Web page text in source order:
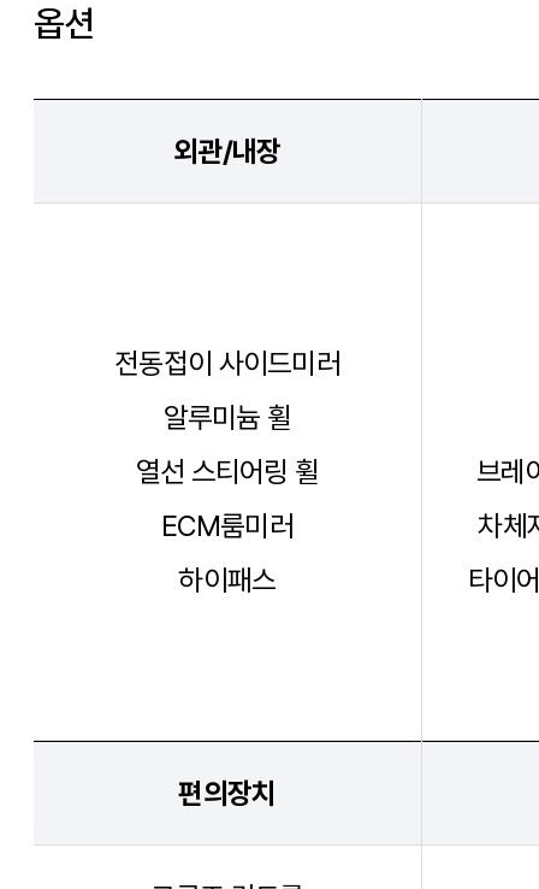
옵션
외관/내장
전동접이 사이드미러
알루미늄 휠
열선 스티어링 휠
ECM룸미러
하이패스
브레
차체
타이
편의장치